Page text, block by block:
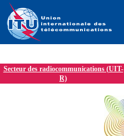
Secteur des radiocommunications (UIT-
R)